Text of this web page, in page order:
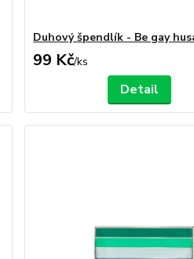
Duhový špendlík - Be gay
99 Kč/ks
Detail